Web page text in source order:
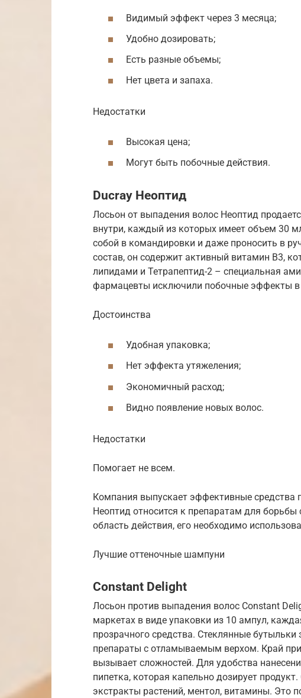
Видимый эффект через 3 месяца;
Удобно дозировать;
Есть разные объемы;
Нет цвета и запаха.
Недостатки
Высокая цена;
Могут быть побочные действия.
Ducray Неоптид
Лосьон от выпадения волос Неоптид
внутри, каждый из которых имеет объем 30
собой в командировки и даже проносить в
состав, он содержит активный витамин В3,
липидами и Тетрапептид-2 – специальная
фармацевты исключили побочные эффекты в
Достоинства
Удобная упаковка;
Нет эффекта утяжеления;
Экономичный расход;
Видно появление новых волос.
Недостатки
Помогает не всем.
Компания выпускает эффективные средства
Неоптид относится к препаратам для
область действия, его необходимо
Лучшие оттеночные шампуни
Constant Delight
Лосьон против выпадения волос Constant
маркетах в виде упаковки из 10 ампул,
прозрачного средства. Стеклянные
препараты с отламываемым верхом. Край
вызывает сложностей. Для удобства
пипетка, которая капельно дозирует
экстракты растений, ментол, витамины. Это